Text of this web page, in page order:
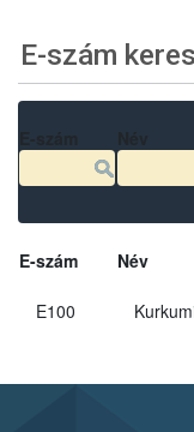
E-szám
E-szám Név
E100